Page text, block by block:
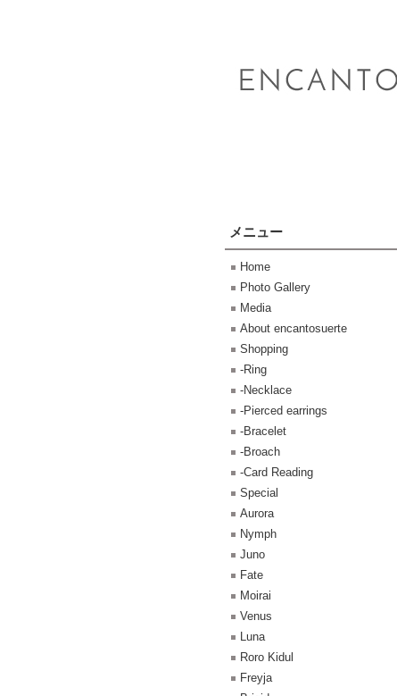
メニュー
Home
Photo Gallery
Media
About encantosuerte
Shopping
-Ring
-Necklace
-Pierced earrings
-Bracelet
-Broach
-Card Reading
Special
Aurora
Nymph
Juno
Fate
Moirai
Venus
Luna
Roro Kidul
Freyja